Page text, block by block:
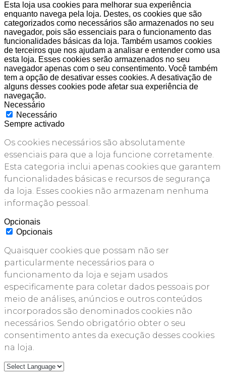
Esta loja usa cookies para melhorar sua experiência
enquanto navega pela loja. Destes, os cookies que são
categorizados como necessários são armazenados no seu
navegador, pois são essenciais para o funcionamento das
funcionalidades básicas da loja. Também usamos cookies
de terceiros que nos ajudam a analisar e entender como usa
esta loja. Esses cookies serão armazenados no seu
navegador apenas com o seu consentimento. Você também
tem a opção de desativar esses cookies. A desativação de
alguns desses cookies pode afetar sua experiência de
navegação.
Necessário
Necessário
Sempre activado
Os cookies necessários são absolutamente
essenciais para que a loja funcione corretamente.
Esta categoria inclui apenas cookies que garantem
funcionalidades básicas e recursos de segurança
da loja. Esses cookies não armazenam nenhuma
informação pessoal.
Opcionais
Opcionais
Quaisquer cookies que possam não ser
particularmente necessários para o
funcionamento da loja e sejam usados
especificamente para coletar dados pessoais por
meio de análises, anúncios e outros conteúdos
incorporados são denominados cookies não
necessários. Sendo obrigatório obter o seu
consentimento antes da execução desses cookies
na loja.